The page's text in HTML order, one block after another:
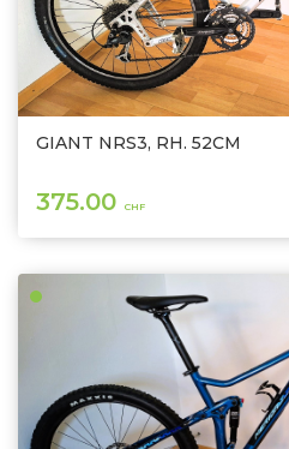
GIANT NRS3, RH. 52CM
375.00 CHF